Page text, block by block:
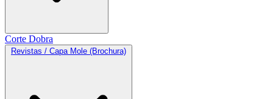
Corte Dobra
Revistas / Capa Mole (Brochura)